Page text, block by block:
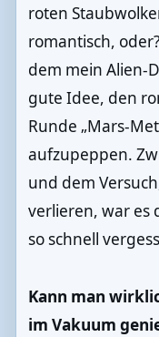
roten
romantisch,
dem mein Alien-
gute Idee, den
Runde „Mars-
aufzupeppen.
und dem
verlieren, war es
so schnell
Kann man
im Vakuum